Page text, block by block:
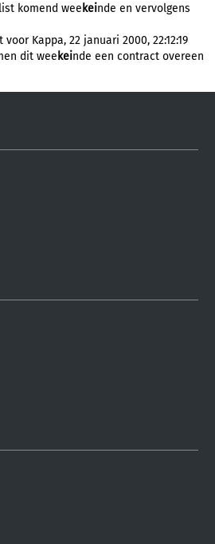
komend wee keinde en vervolgens
Kappa, 22 januari 2000, 22:12:19
dit wee keinde een contract overeen